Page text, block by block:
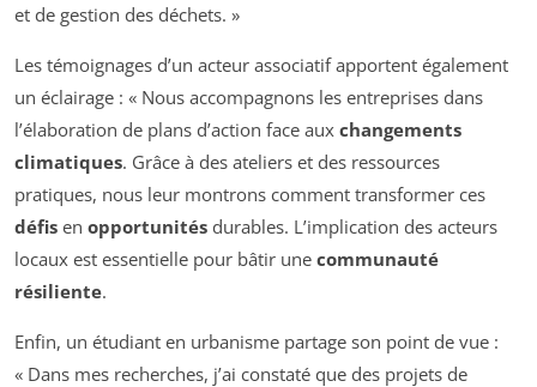
et de gestion des déchets. »
Les témoignages d’un acteur associatif apportent également
un éclairage : « Nous accompagnons les entreprises dans
l’élaboration de plans d’action face aux changements
climatiques. Grâce à des ateliers et des ressources
pratiques, nous leur montrons comment transformer ces
défis en opportunités durables. L’implication des acteurs
locaux est essentielle pour bâtir une communauté
résiliente.
Enfin, un étudiant en urbanisme partage son point de vue :
« Dans mes recherches, j’ai constaté que des projets de